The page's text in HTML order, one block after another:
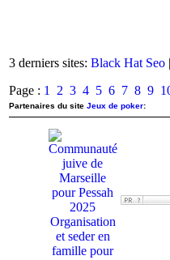
3 derniers sites: Black Hat Seo |
Page : 1 2 3 4 5 6 7 8 9
Partenaires du site Jeux de poker: